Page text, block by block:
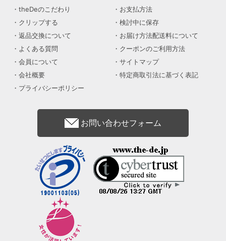
theDeのこだわり
お支払方法
クリップする
検討中に保存
返品交換について
お届け方法配送料について
よくある質問
クーポンのご利用方法
会員について
サイトマップ
会社概要
特定商取引法に基づく表記
プライバシーポリシー
お問い合わせフォーム